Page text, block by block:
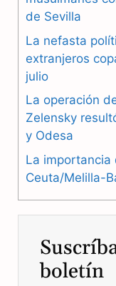
o
o
de Sevilla
La nefasta
extranjeros
julio
La operación
Zelensky
y Odesa
La importancia
Ceuta/Melilla-
boletín